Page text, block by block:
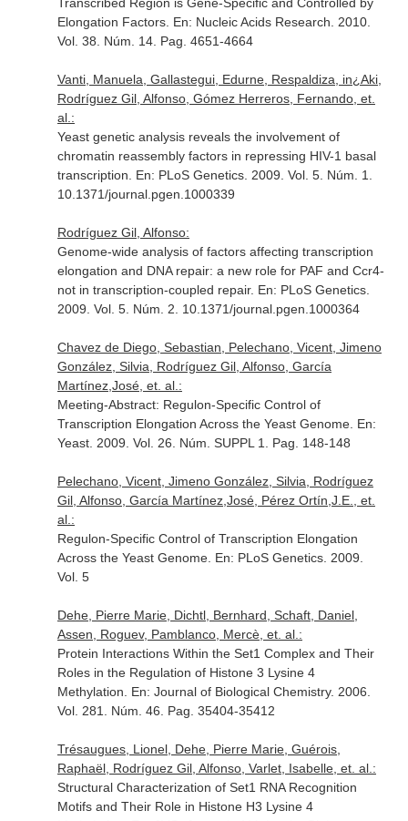
Elongation Factors. En: Nucleic Acids Research . 2010.
Vol. 38. Núm. 14. Pag. 4651-4664
Vanti, Manuela, Gallastegui, Edurne, Respaldiza, in¿Aki,
Rodríguez Gil, Alfonso, Gómez Herreros, Fernando, et.
al.:
Yeast genetic analysis reveals the involvement of
chromatin reassembly factors in repressing HIV-1 basal
transcription. En: PLoS Genetics. 2009. Vol. 5. Núm. 1.
10.1371/journal.pgen.1000339
Rodríguez Gil, Alfonso:
Genome-wide analysis of factors affecting transcription
elongation and DNA repair: a new role for PAF and Ccr4-
not in transcription-coupled repair. En: PLoS Genetics.
2009. Vol. 5. Núm. 2. 10.1371/journal.pgen.1000364
Chavez de Diego, Sebastian, Pelechano, Vicent, Jimeno
González, Silvia, Rodríguez Gil, Alfonso, García
Martínez,José, et. al.:
Meeting-Abstract: Regulon-Specific Control of
Transcription Elongation Across the Yeast Genome. En:
Yeast. 2009. Vol. 26. Núm. SUPPL 1. Pag. 148-148
Pelechano, Vicent, Jimeno González, Silvia, Rodríguez
Gil, Alfonso, García Martínez,José, Pérez Ortín,J.E., et.
al.:
Regulon-Specific Control of Transcription Elongation
Across the Yeast Genome. En: PLoS Genetics. 2009.
Vol. 5
Dehe, Pierre Marie, Dichtl, Bernhard, Schaft, Daniel,
Assen, Roguev, Pamblanco, Mercè, et. al.:
Protein Interactions Within the Set1 Complex and Their
Roles in the Regulation of Histone 3 Lysine 4
Methylation. En: Journal of Biological Chemistry. 2006.
Vol. 281. Núm. 46. Pag. 35404-35412
Trésaugues, Lionel, Dehe, Pierre Marie, Guérois,
Raphaël, Rodríguez Gil, Alfonso, Varlet, Isabelle, et. al.:
Structural Characterization of Set1 RNA Recognition
Motifs and Their Role in Histone H3 Lysine 4